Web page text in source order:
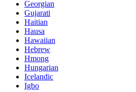
Georgian
Gujarati
Haitian
Hausa
Hawaiian
Hebrew
Hmong
Hungarian
Icelandic
Igbo